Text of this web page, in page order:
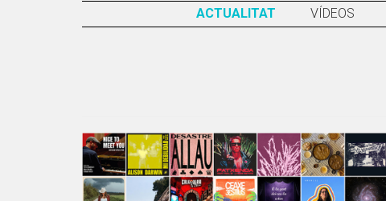
ACTUALITAT VÍDEOS